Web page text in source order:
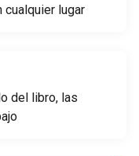
cualquier lugar
del libro, las